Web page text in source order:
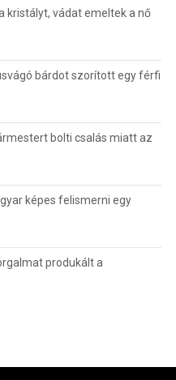
kristályt, vádat emeltek a nő
bárdot szorított egy férfi
bolti csalás miatt az
képes felismerni egy
produkált a